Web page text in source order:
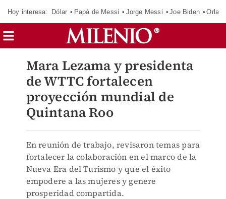
Hoy interesa: Dólar Papá de Messi Jorge Messi Joe Biden
Mara Lezama y presidenta
de WTTC fortalecen
proyección mundial de
Quintana Roo
En reunión de trabajo, revisaron temas para
fortalecer la colaboración en el marco de la
Nueva Era del Turismo y que el éxito
empodere a las mujeres y genere
prosperidad compartida.